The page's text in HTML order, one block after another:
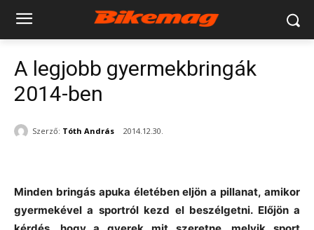
A legjobb gyermekbringák
2014-ben
Szerző: Tóth András 2014.12.30.
Minden bringás apuka életében eljön a pillanat, amikor
gyermekével a sportról kezd el beszélgetni. Előjön a